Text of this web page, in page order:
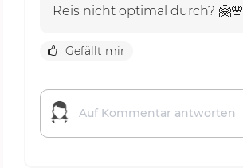
Reis nicht optimal durch? 🤗🌸
Gefällt mir